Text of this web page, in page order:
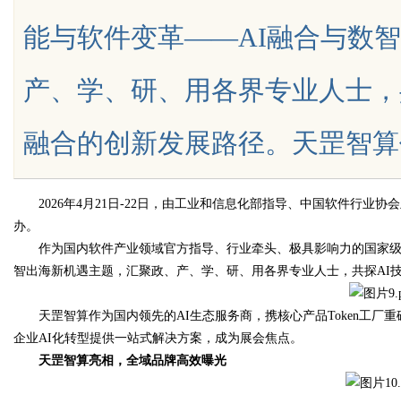
能与软件变革——AI融合与数
产、学、研、用各界专业人士
融合的创新发展路径。天罡智
2026年4月21日-22日，由工业和信息化部指导、中国软件行业
办。
作为国内软件产业领域官方指导、行业牵头、极具影响力的国
智出海新机遇主题，汇聚政、产、学、研、用各界专业人士，共探AI
天罡智算作为国内领先的AI生态服务商，携核心产品Token工厂
企业AI化转型提供一站式解决方案，成为展会焦点。
天罡智算亮相，全域品牌高效曝光